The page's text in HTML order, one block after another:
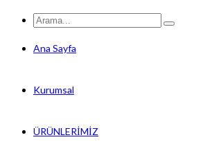
Ana Sayfa
Kurumsal
ÜRÜNLERİMİZ